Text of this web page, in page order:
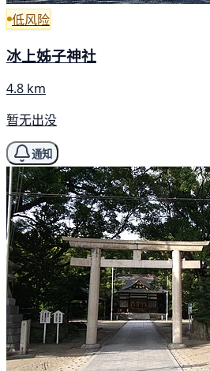
低风险
冰上姊子神社
4.8 km
暂无出没
通知